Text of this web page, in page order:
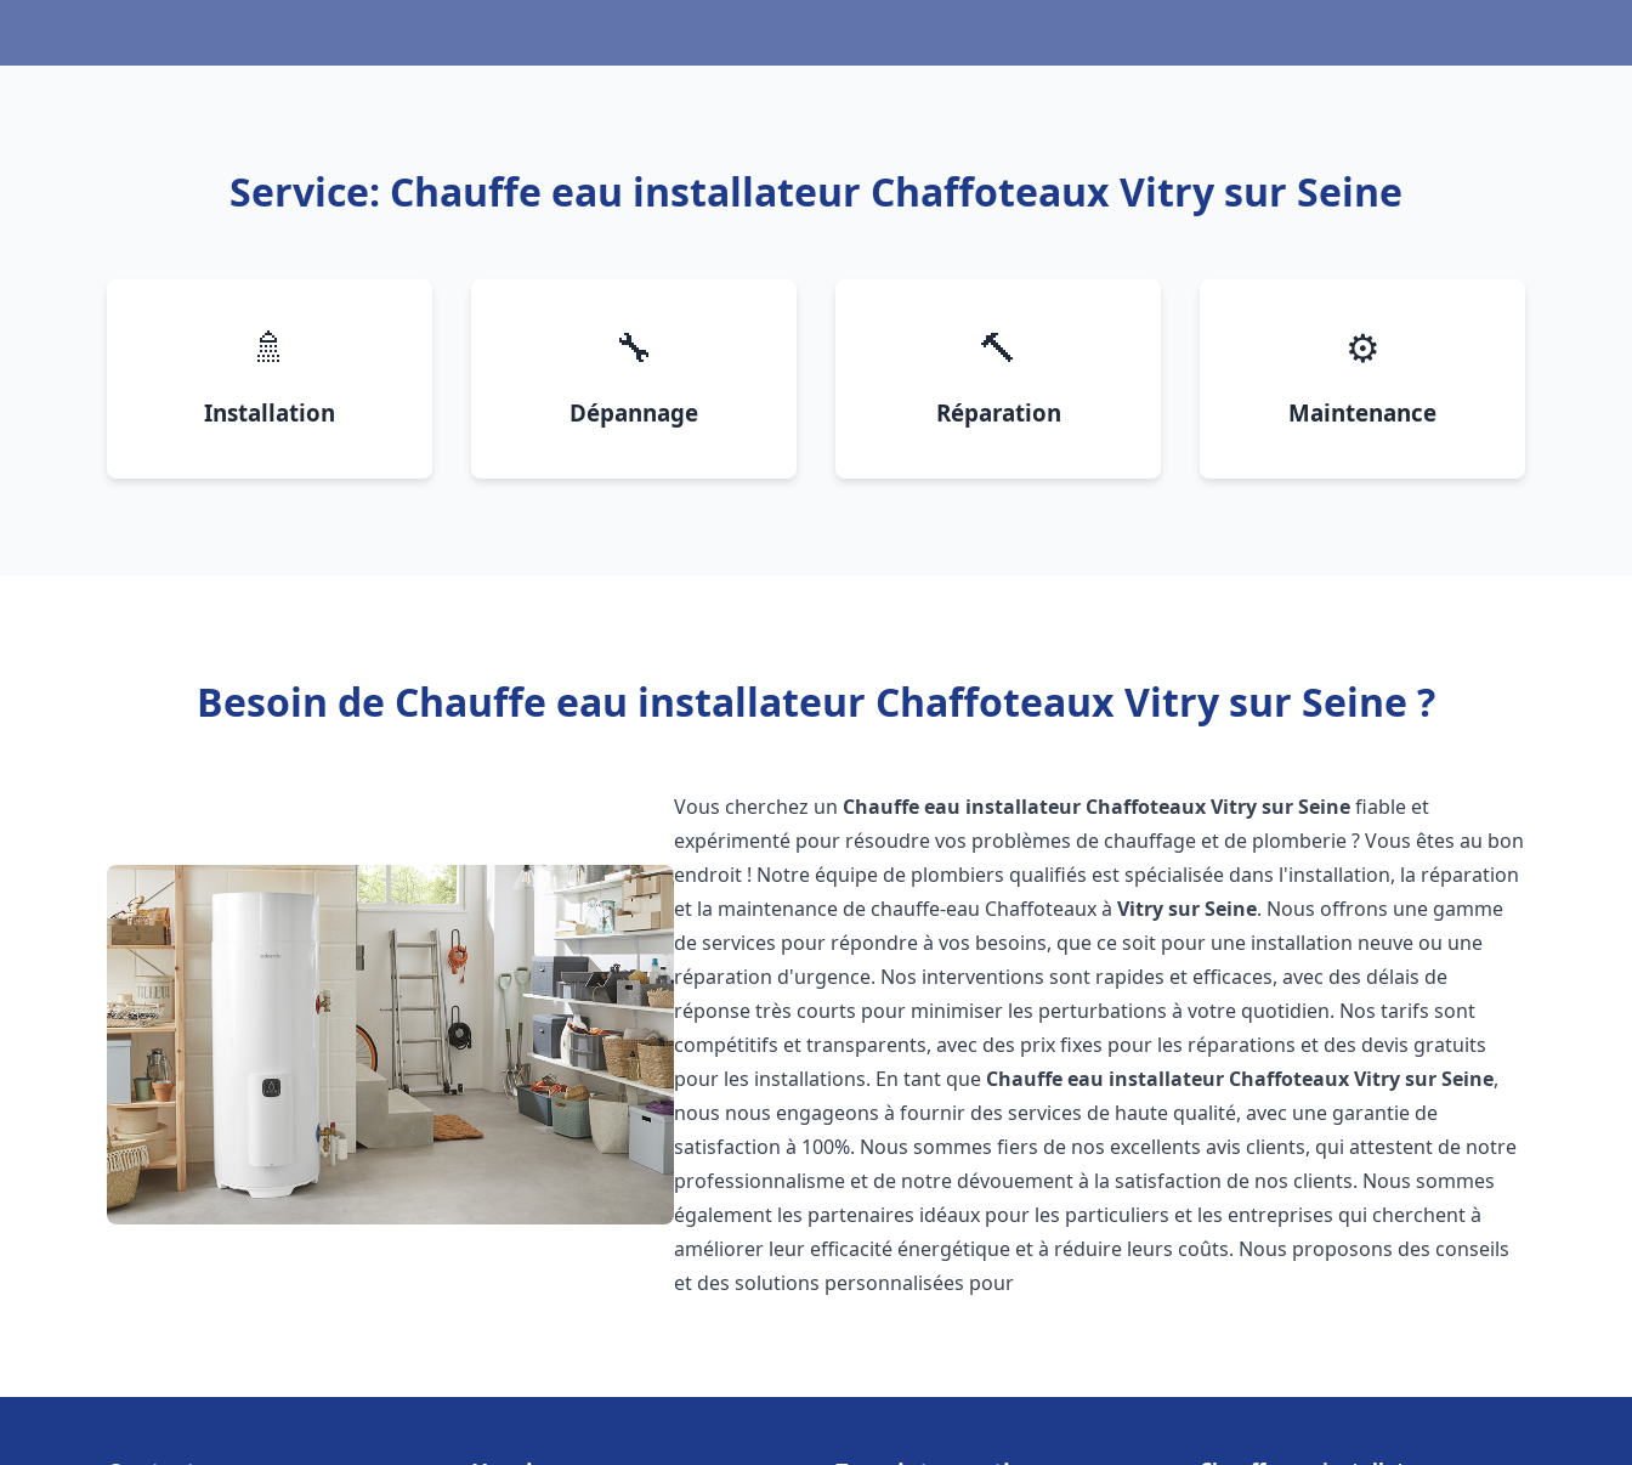
Service: Chauffe eau installateur Chaffoteaux Vitry sur Seine
🚿
Installation
🔧
Dépannage
🔨
Réparation
⚙️
Maintenance
Besoin de Chauffe eau installateur Chaffoteaux Vitry sur Seine ?
Vous cherchez un Chauffe eau installateur ChaffoteauxVitry sur Seinefiable et
expérimenté pour résoudre vos problèmes de chauffage et de plomberie ? Vous êtes au bon
endroit ! Notre équipe de plombiers qualifiés est spécialisée dans l'installation, la réparation
et la maintenance de chauffe-eau Chaffoteaux àVitry sur Seine. Nous offrons une gamme
de services pour répondre à vos besoins, que ce soit pour une installation neuve ou une
réparation d'urgence. Nos interventions sont rapides et efficaces, avec des délais de
réponse très courts pour minimiser les perturbations à votre quotidien. Nos tarifs sont
compétitifs et transparents, avec des prix fixes pour les réparations et des devis gratuits
pour les installations. En tant que Chauffe eau installateur ChaffoteauxVitry sur Seine,
nous nous engageons à fournir des services de haute qualité, avec une garantie de
satisfaction à 100%. Nous sommes fiers de nos excellents avis clients, qui attestent de notre
professionnalisme et de notre dévouement à la satisfaction de nos clients. Nous sommes
également les partenaires idéaux pour les particuliers et les entreprises qui cherchent à
améliorer leur efficacité énergétique et à réduire leurs coûts. Nous proposons des conseils
et des solutions personnalisées pour